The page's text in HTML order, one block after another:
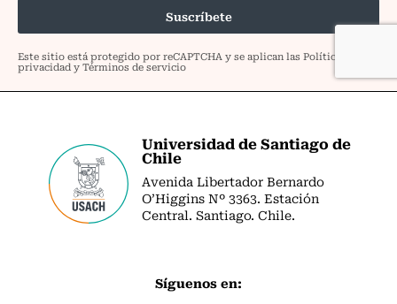
Universidad de Santiago de
Chile
Avenida Libertador Bernardo
O’Higgins Nº 3363. Estación
Central. Santiago. Chile.
Síguenos en: